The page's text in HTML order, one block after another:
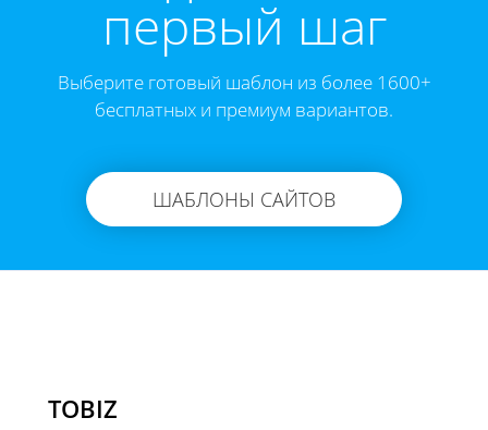
первый шаг
Выберите готовый шаблон из более 1600+
бесплатных и премиум вариантов.
ШАБЛОНЫ САЙТОВ
TOBIZ